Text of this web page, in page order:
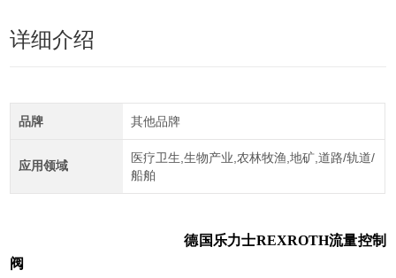
详细介绍
品牌 其他品牌
应用领域
医疗卫生,生物产业,农林牧渔,地矿,道路/轨道/
船舶
德国乐力士REXROTH流量控制
阀